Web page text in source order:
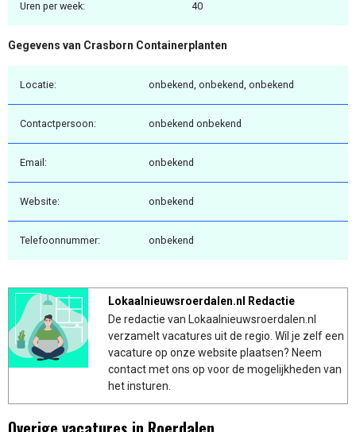
Uren per week: 40
Gegevens van Crasborn Containerplanten
Locatie: onbekend, onbekend, onbekend
Contactpersoon: onbekend onbekend
Email: onbekend
Website: onbekend
Telefoonnummer: onbekend
Lokaalnieuwsroerdalen.nl Redactie
De redactie van Lokaalnieuwsroerdalen.nl
verzamelt vacatures uit de regio. Wil je zelf een
vacature op onze website plaatsen? Neem
contact met ons op voor de mogelijkheden van
het insturen.